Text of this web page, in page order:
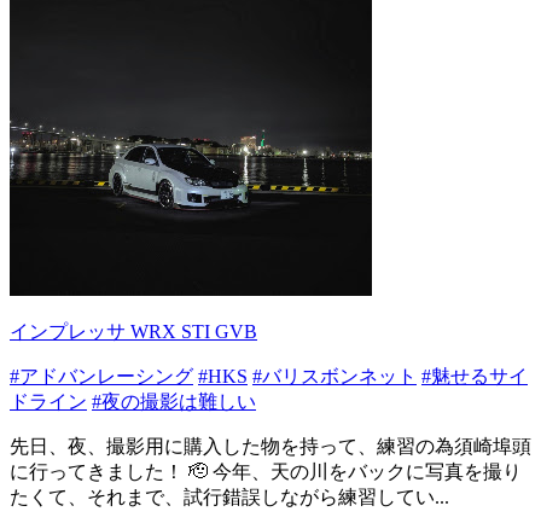
インプレッサ WRX STI GVB
#アドバンレーシング #HKS #バリスボンネット #魅せるサイ
ドライン #夜の撮影は難しい
先日、夜、撮影用に購入した物を持って、練習の為須崎埠頭
に行ってきました！ 🫡 今年、天の川をバックに写真を撮り
たくて、それまで、試行錯誤しながら練習してい...